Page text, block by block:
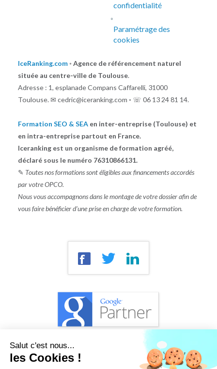
confidentialité
◦
Paramétrage des
cookies
IceRanking.com◦ Agence de référencement naturel
située au centre-ville de Toulouse.
Adresse : 1, esplanade Compans Caffarelli, 31000
Toulouse. ✉ cedric@iceranking.com ◦ ☏ 06 13 24 81 14.
Formation SEO & SEA en inter-entreprise (Toulouse) et
en intra-entreprise partout en France.
Iceranking est un organisme de formation agréé,
déclaré sous le numéro 76310866131.
✎ Toutes nos formations sont éligibles aux financements accordés
par votre OPCO.
Nous vous accompagnons dans le montage de votre dossier afin de
vous faire bénéficier d’une prise en charge de votre formation.
Certifié conforme au décret Qualité Formation
Salut c'est nous...
les Cookies !